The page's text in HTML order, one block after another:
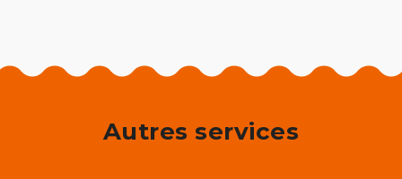
Autres services